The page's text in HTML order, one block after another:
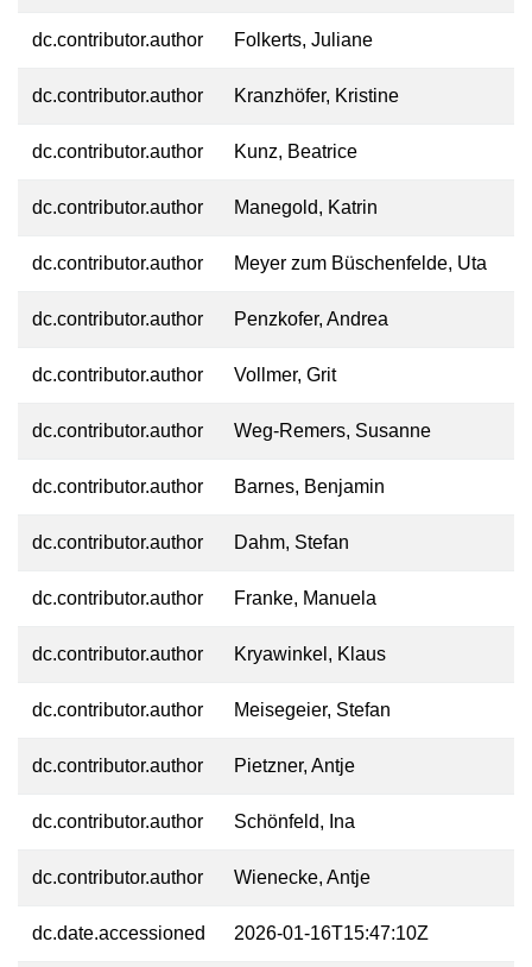
dc.contributor.author Folkerts, Juliane
dc.contributor.author Kranzhöfer, Kristine
dc.contributor.author Kunz, Beatrice
dc.contributor.author Manegold, Katrin
dc.contributor.author Meyer zum Büschenfelde, Uta
dc.contributor.author Penzkofer, Andrea
dc.contributor.author Vollmer, Grit
dc.contributor.author Weg-Remers, Susanne
dc.contributor.author Barnes, Benjamin
dc.contributor.author Dahm, Stefan
dc.contributor.author Franke, Manuela
dc.contributor.author Kryawinkel, Klaus
dc.contributor.author Meisegeier, Stefan
dc.contributor.author Pietzner, Antje
dc.contributor.author Schönfeld, Ina
dc.contributor.author Wienecke, Antje
dc.date.accessioned 2026-01-16T15:47:10Z